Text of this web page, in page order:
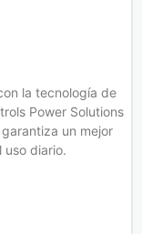
la tecnología de
Power Solutions
un mejor
uso diario.